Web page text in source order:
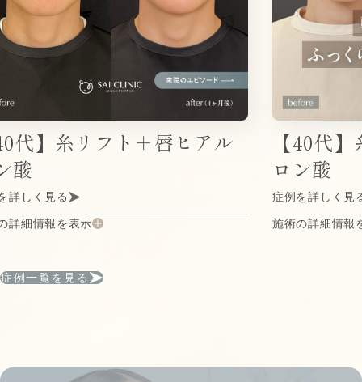
】糸リフト＋唇ヒアル
しく見る
細情報を表示
【40代】
ロン酸
症例を詳しく見る
施術の詳細情報を
症例一覧を見る